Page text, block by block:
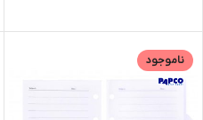
ناموجود